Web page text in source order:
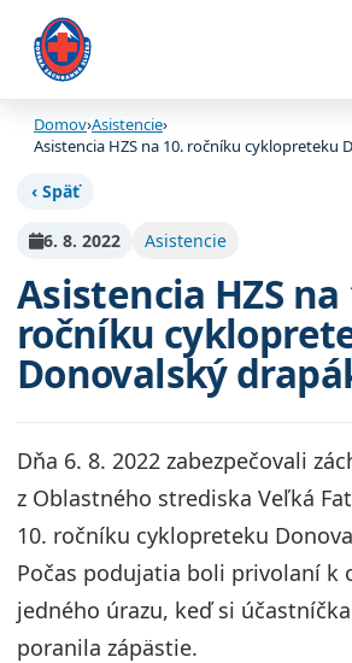
Domov›Asistencie›
Asistencia HZS na 10. ročníku cyklopreteku
‹ Späť
6. 8. 2022 Asistencie
Asistencia HZS na
ročníku
Donovalský
Dňa 6. 8. 2022 zabezpečovali
z Oblastného strediska Veľká
10. ročníku cyklopreteku
Počas podujatia boli privolaní k
jedného úrazu, keď si
poranila zápästie.